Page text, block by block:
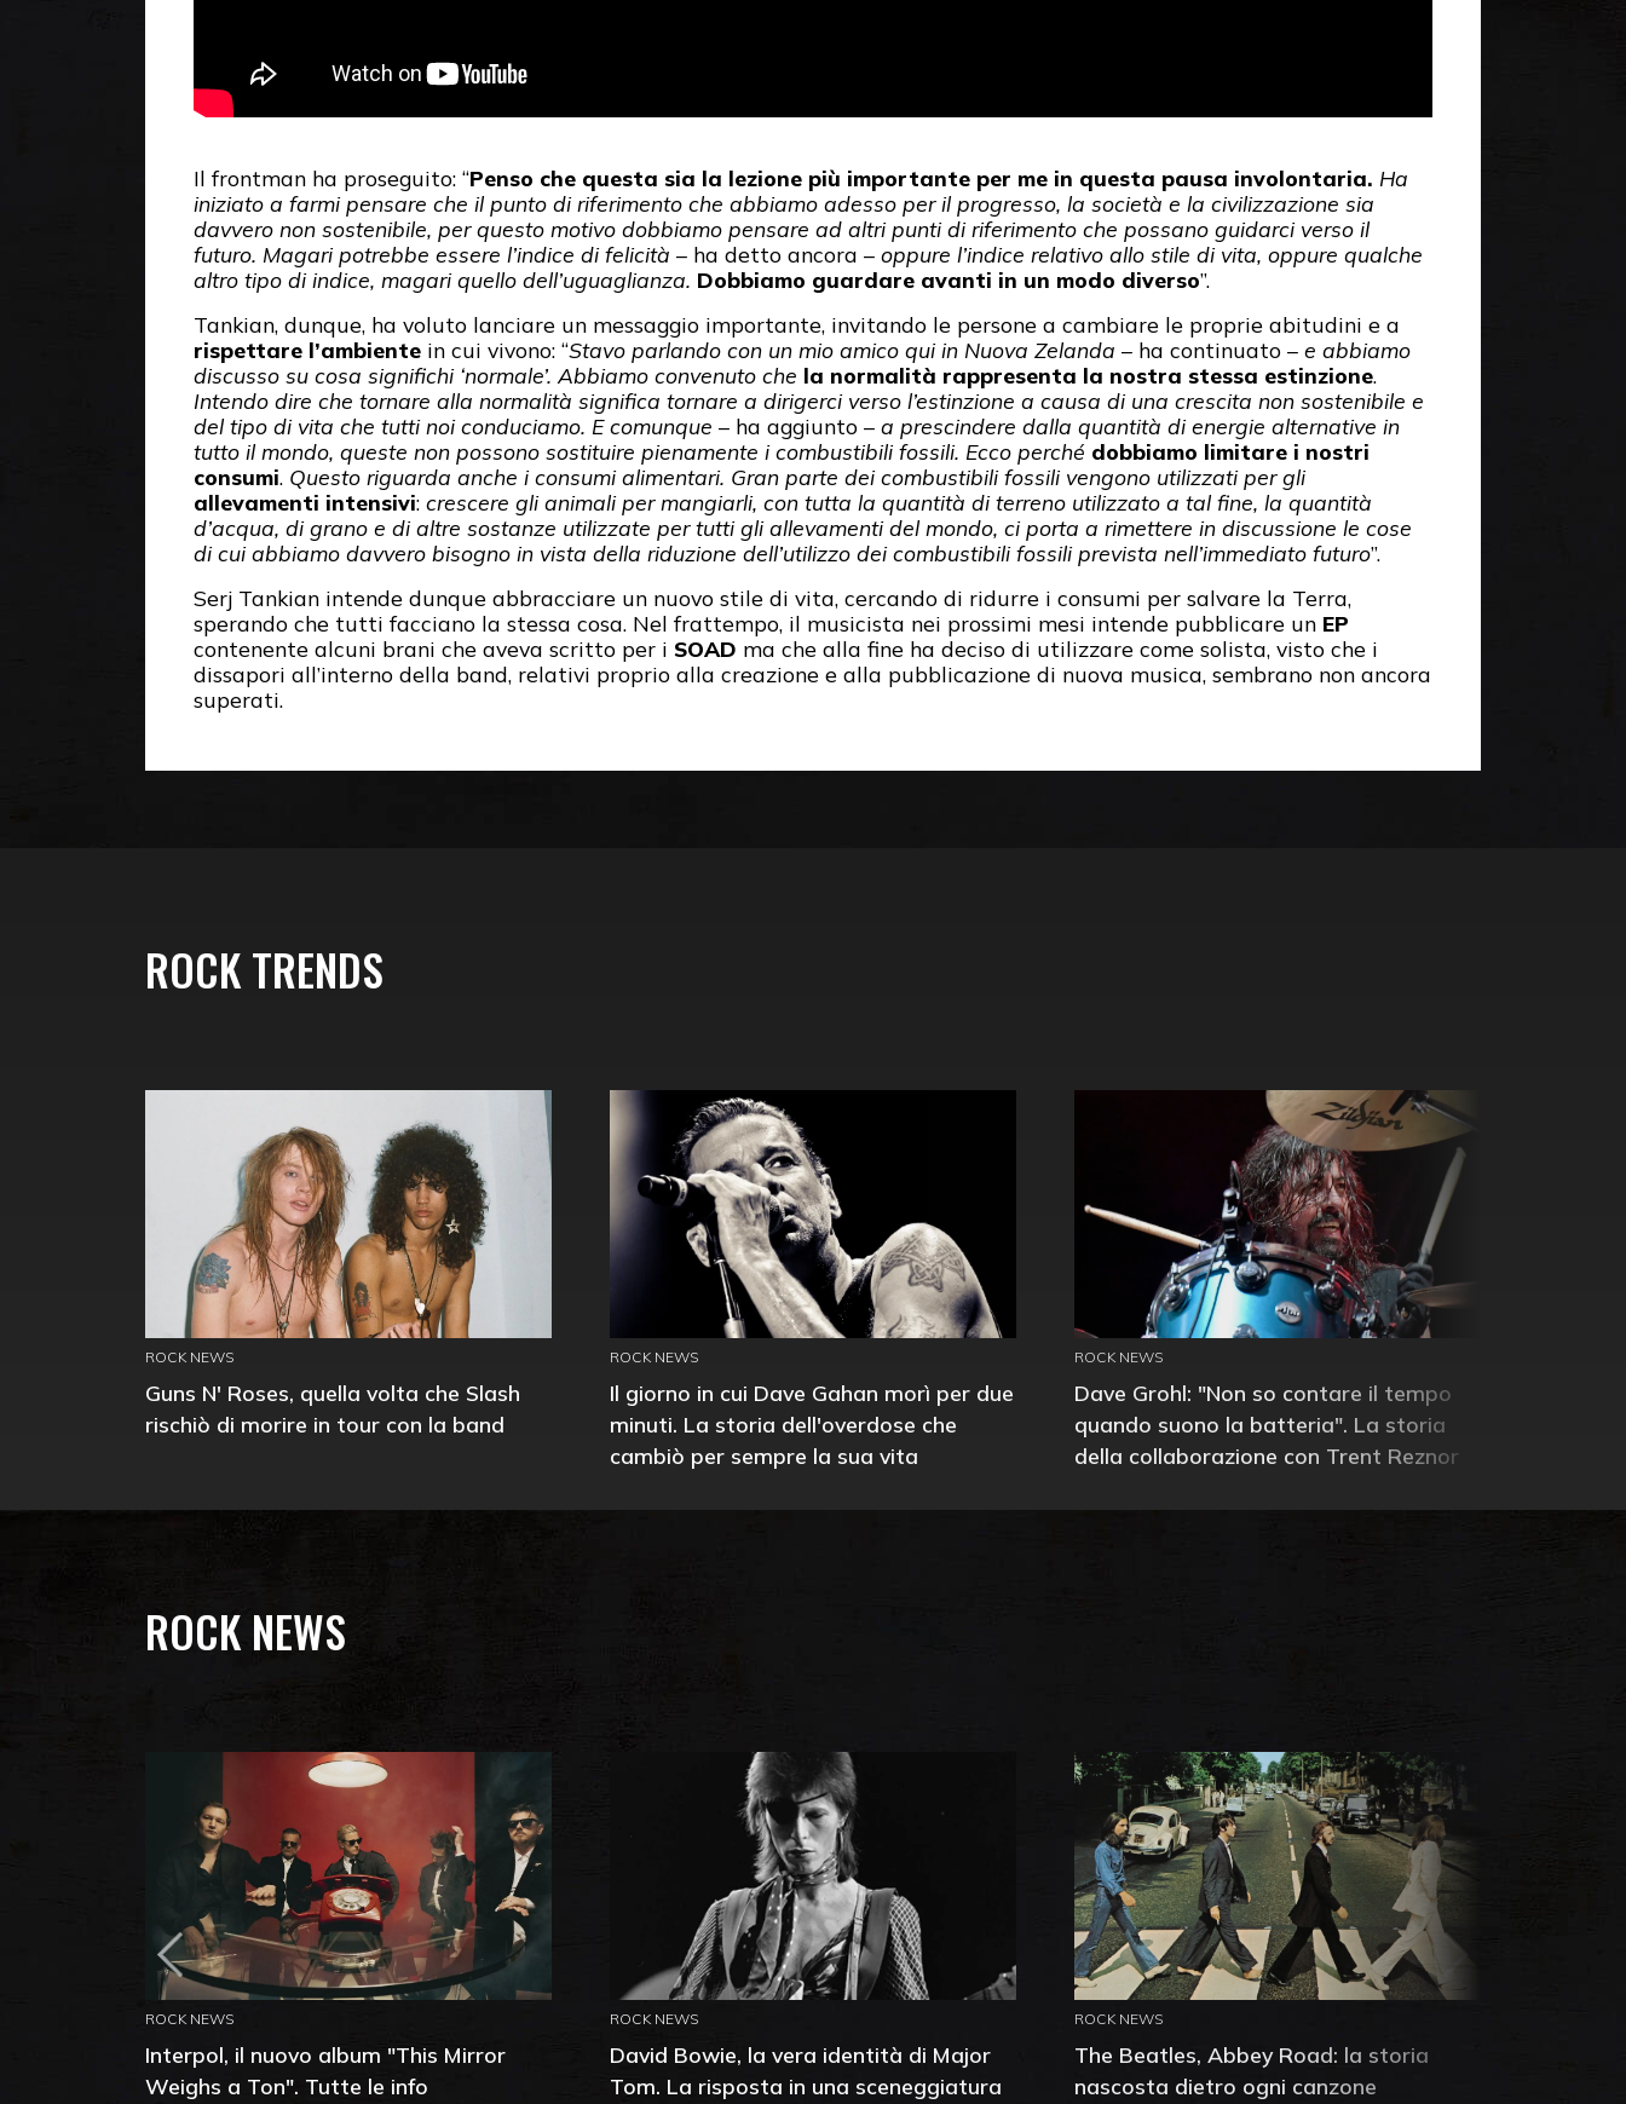
Il frontman ha proseguito: “Penso che questa sia la lezione più importante per me in questa pausa involontaria. Ha
iniziato a farmi pensare che il punto di riferimento che abbiamo adesso per il progresso, la società e la civilizzazione sia
davvero non sostenibile, per questo motivo dobbiamo pensare ad altri punti di riferimento che possano guidarci verso il
futuro. Magari potrebbe essere l’indice di felicità – ha detto ancora – oppure l’indice relativo allo stile di vita, oppure qualche
altro tipo di indice, magari quello dell’uguaglianza. Dobbiamo guardare avanti in un modo diverso”.
Tankian, dunque, ha voluto lanciare un messaggio importante, invitando le persone a cambiare le proprie abitudini e a
rispettare l’ambiente in cui vivono: “Stavo parlando con un mio amico qui in Nuova Zelanda – ha continuato – e abbiamo
discusso su cosa significhi ‘normale’. Abbiamo convenuto che la normalità rappresenta la nostra stessa estinzione.
Intendo dire che tornare alla normalità significa tornare a dirigerci verso l’estinzione a causa di una crescita non sostenibile e
del tipo di vita che tutti noi conduciamo. E comunque – ha aggiunto – a prescindere dalla quantità di energie alternative in
tutto il mondo, queste non possono sostituire pienamente i combustibili fossili. Ecco perché dobbiamo limitare i nostri
consumi. Questo riguarda anche i consumi alimentari. Gran parte dei combustibili fossili vengono utilizzati per gli
allevamenti intensivi: crescere gli animali per mangiarli, con tutta la quantità di terreno utilizzato a tal fine, la quantità
d’acqua, di grano e di altre sostanze utilizzate per tutti gli allevamenti del mondo, ci porta a rimettere in discussione le cose
di cui abbiamo davvero bisogno in vista della riduzione dell’utilizzo dei combustibili fossili prevista nell’immediato futuro”.
Serj Tankian intende dunque abbracciare un nuovo stile di vita, cercando di ridurre i consumi per salvare la Terra,
sperando che tutti facciano la stessa cosa. Nel frattempo, il musicista nei prossimi mesi intende pubblicare un EP
contenente alcuni brani che aveva scritto per i SOAD ma che alla fine ha deciso di utilizzare come solista, visto che i
dissapori all’interno della band, relativi proprio alla creazione e alla pubblicazione di nuova musica, sembrano non ancora
superati.
ROCK TRENDS
ROCK NEWS
Guns N' Roses, quella volta che Slash
rischiò di morire in tour con la band
ROCK NEWS
Il giorno in cui Dave Gahan morì per due
minuti. La storia dell'overdose che
cambiò per sempre la sua vita
ROCK NEWS
Dave Grohl: "Non so contare il tempo
quando suono la batteria". La storia
della collaborazione con Trent Reznor
ROCK NEWS
ROCK NEWS
Interpol, il nuovo album "This Mirror
Weighs a Ton". Tutte le info
ROCK NEWS
David Bowie, la vera identità di Major
Tom. La risposta in una sceneggiatura
ROCK NEWS
The Beatles, Abbey Road: la storia
nascosta dietro ogni canzone